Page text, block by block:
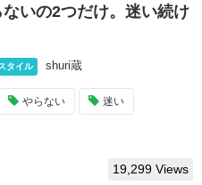
いの2つだけ。迷い続け
タイル shuri蔵
やらない 迷い
19,299 Views